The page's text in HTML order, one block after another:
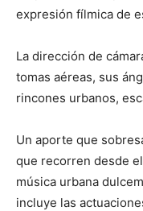
expresión fílmica de
La dirección de
tomas aéreas, sus
rincones urbanos,
Un aporte que
que recorren desde
música urbana
incluye las